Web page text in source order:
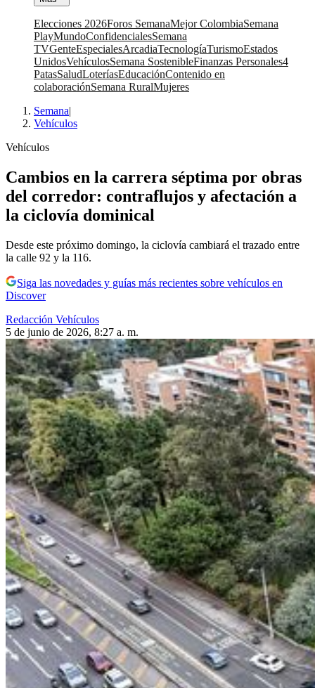
Elecciones 2026Foros SemanaMejor ColombiaSemana
PlayMundoConfidencialesSemana
TVGenteEspecialesArcadiaTecnologíaTurismoEstados
UnidosVehículosSemana SostenibleFinanzas Personales4
PatasSaludLoteríasEducaciónContenido en
colaboraciónSemana RuralMujeres
Semana|
Vehículos
Vehículos
Cambios en la carrera séptima por obras
del corredor: contraflujos y afectación a
la ciclovía dominical
Desde este próximo domingo, la ciclovía cambiará el trazado entre
la calle 92 y la 116.
Siga las novedades y guías más recientes sobre vehículos en
Discover
Redacción Vehículos
5 de junio de 2026, 8:27 a. m.